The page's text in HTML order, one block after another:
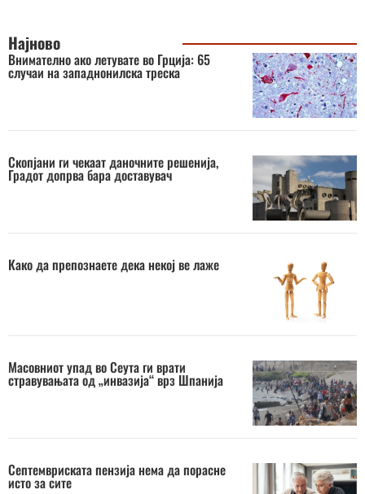
Најново
Внимателно ако летувате во Грција: 65
случаи на западнонилска треска
Скопјани ги чекаат даночните решенија,
Градот допрва бара доставувач
Како да препознаете дека некој ве лаже
Масовниот упад во Сеута ги врати
стравувањата од „инвазија“ врз Шпанија
Септемвриската пензија нема да порасне
исто за сите